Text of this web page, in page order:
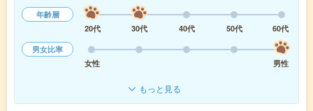
年齢層
20代
30代 40代 50代
60代
男女比率
女性
男性
もっと見る